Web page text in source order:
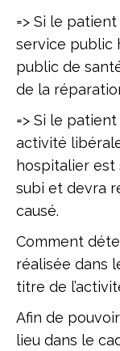
=> Si le
service public
public de
de la
=> Si le
activité
hospitalier est
subi et devra
causé.
Comment
réalisée dans
titre de
Afin de
lieu dans le